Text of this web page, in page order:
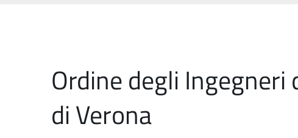
Ordine degli Ingegneri
di Verona